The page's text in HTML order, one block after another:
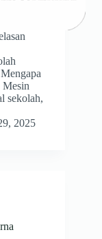
Mesin
sekolah,
2025